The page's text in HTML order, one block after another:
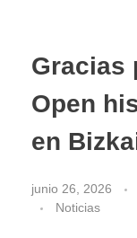
Gracias
Open
en
junio 26, 2026
Noticias